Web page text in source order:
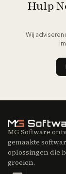
SQL-database
hosting wilt of
Hulp
Wij
MG Software
gemaakte
oplossingen die
groeien.